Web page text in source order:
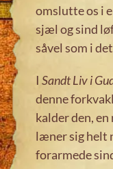
omslutte os i
sjæl og sind
såvel som i
ISandt Liv i
denne
kalder den,
læner sig helt
forarmede